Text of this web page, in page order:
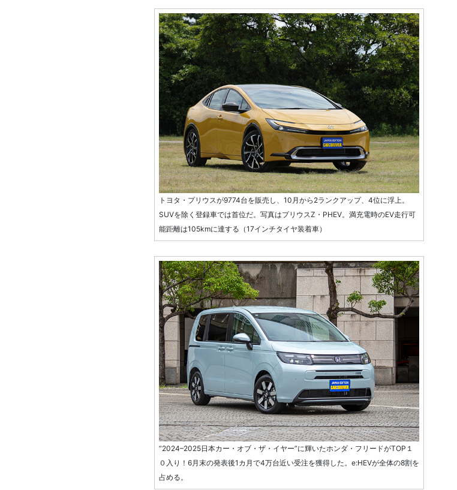
トヨタ・プリウスが9774台を販売し、10月から2ランクアップ、4位に浮上。
SUVを除く登録車では首位だ。写真はプリウスZ・PHEV。満充電時のEV走行可
能距離は105kmに達する（17インチタイヤ装着車）
”2024–2025日本カー・オブ・ザ・イヤー”に輝いたホンダ・フリードがTOP１
０入り！6月末の発表後1カ月で4万台近い受注を獲得した。e:HEVが全体の8割を
占める。